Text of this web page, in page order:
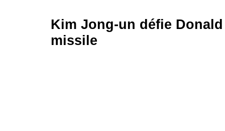
Kim Jong-un défie
missile